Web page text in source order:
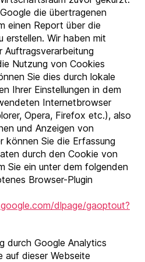
die übertragenen
einen Report über die
erstellen. Wir haben mit
Auftragsverarbeitung
Nutzung von Cookies
Sie dies durch lokale
Ihrer Einstellungen in dem
Internetbrowser
Opera, Firefox etc.), also
und Anzeigen von
können Sie die Erfassung
durch den Cookie von
Sie ein unter dem folgenden
Browser-Plugin
dlpage/gaoptout?
durch Google Analytics
auf dieser Webseite